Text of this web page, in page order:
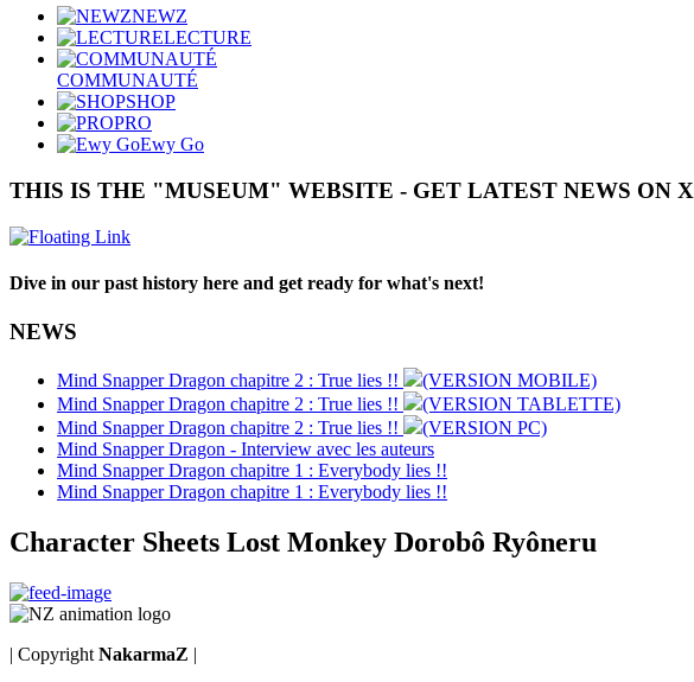
NEWZ
LECTURE
COMMUNAUTÉ
SHOP
PRO
Ewy Go
THIS IS THE "MUSEUM" WEBSITE - GET LATEST NEWS ON X
Dive in our past history here and get ready for what's next!
NEWS
Mind Snapper Dragon chapitre 2 : True lies !!
(VERSION MOBILE)
Mind Snapper Dragon chapitre 2 : True lies !!
(VERSION TABLETTE)
Mind Snapper Dragon chapitre 2 : True lies !!
(VERSION PC)
Mind Snapper Dragon - Interview avec les auteurs
Mind Snapper Dragon chapitre 1 : Everybody lies !!
Mind Snapper Dragon chapitre 1 : Everybody lies !!
Character Sheets Lost Monkey Dorobô Ryôneru
| Copyright NakarmaZ |